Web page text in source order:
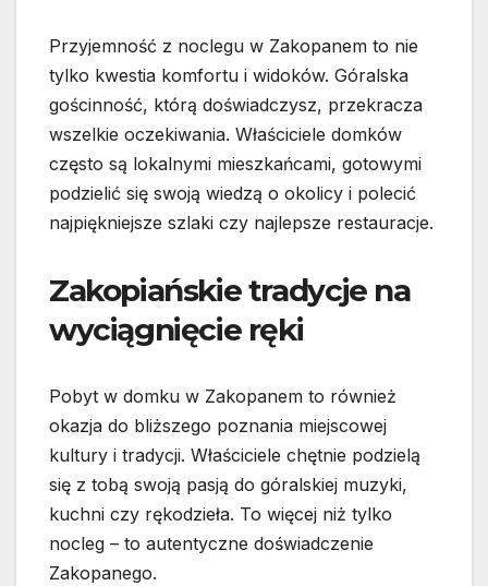
Przyjemność z noclegu w Zakopanem to nie
tylko kwestia komfortu i widoków. Góralska
gościnność, którą doświadczysz, przekracza
wszelkie oczekiwania. Właściciele domków
często są lokalnymi mieszkańcami, gotowymi
podzielić się swoją wiedzą o okolicy i polecić
najpiękniejsze szlaki czy najlepsze restauracje.
Zakopiańskie tradycje na
wyciągnięcie ręki
Pobyt w domku w Zakopanem to również
okazja do bliższego poznania miejscowej
kultury i tradycji. Właściciele chętnie podzielą
się z tobą swoją pasją do góralskiej muzyki,
kuchni czy rękodzieła. To więcej niż tylko
nocleg – to autentyczne doświadczenie
Zakopanego.